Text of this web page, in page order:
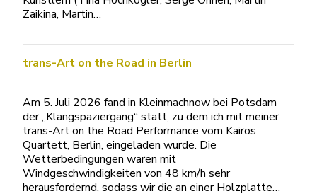
Zaikina, Martin…
trans-Art on the Road in Berlin
Am 5. Juli 2026 fand in Kleinmachnow bei Potsdam
der „Klangspaziergang“ statt, zu dem ich mit meiner
trans-Art on the Road Performance vom Kairos
Quartett, Berlin, eingeladen wurde. Die
Wetterbedingungen waren mit
Windgeschwindigkeiten von 48 km/h sehr
herausfordernd, sodass wir die an einer Holzplatte…